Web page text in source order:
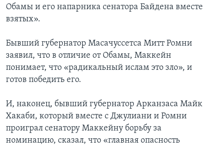
СОЦИАЛЬНЫЕ СЕТИ
Языки
Обамы и его напарника сенатора Байдена вместе
взятых».
Бывший губернатор Масачуссетса Митт Ромни
заявил, что в отличие от Обамы, Маккейн
понимает, что «радикальный ислам это зло», и
готов победить его.
И, наконец, бывший губернатор Арканзаса Майк
Хакаби, который вместе с Джулиани и Ромни
проиграл сенатору Маккейну борьбу за
номинацию, сказал, что «главная опасность